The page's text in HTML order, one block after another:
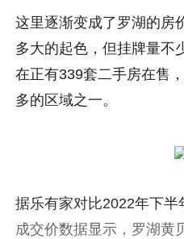
这里逐渐变成了罗湖的房
多大的起色，但挂牌量不
在正有339套二手房在售
多的区域之一。
据乐有家对比2022年下
成交价数据显示，罗湖黄